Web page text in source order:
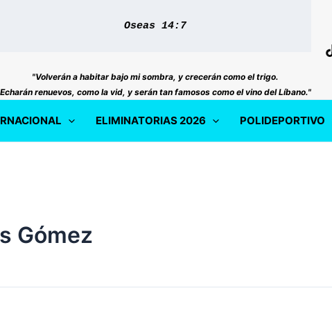
Oseas 14:7
"Volverán a habitar bajo mi sombra, y crecerán como el trigo.
Echarán renuevos, como la vid, y serán tan famosos como el vino del Líbano."
ELIMINATORIAS 2026 POLIDEPORTIVO
Gómez